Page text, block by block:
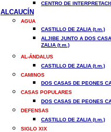
CENTRO DE
ALCAUCÍN
AGUA
CASTILLO DE ZALIA (t.m.)
ALJIBE JUNTO A DOS
ZALIA (t.m.)
AL-ÁNDALUS
CASTILLO DE ZALIA (t.m.)
CAMINOS
DOS CASAS DE PEONES
CASAS POPULARES
DOS CASAS DE PEONES
DEFENSAS
CASTILLO DE ZALIA (t.m.)
SIGLO XIX